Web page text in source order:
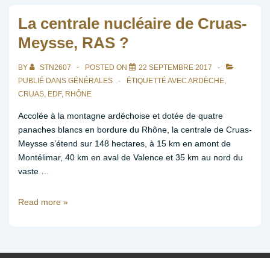
La centrale nucléaire de Cruas-
Meysse, RAS ?
BY STN2607 POSTED ON
22 SEPTEMBRE 2017
PUBLIÉ DANS GÉNÉRALES ÉTIQUETTÉ AVEC ARDÈCHE,
CRUAS, EDF, RHÔNE
Accolée à la montagne ardéchoise et dotée de quatre
panaches blancs en bordure du Rhône, la centrale de Cruas-
Meysse s’étend sur 148 hectares, à 15 km en amont de
Montélimar, 40 km en aval de Valence et 35 km au nord du
vaste …
La
Read more »